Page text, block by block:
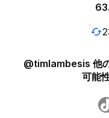
@timlambesis 他
可能